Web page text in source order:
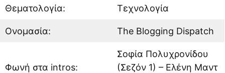
Θεματολογία: Τεχνολογία
Ονομασία: The Blogging Dispatch
Φωνή στα intros:
Σοφία Πολυχρονίδου
(Σεζόν 1) – Ελένη Μαντ